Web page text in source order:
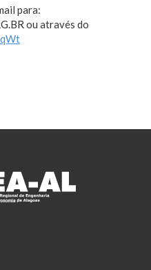
para:
ou através do